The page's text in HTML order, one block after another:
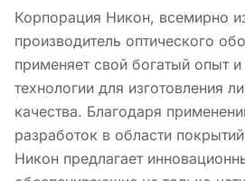
Корпорация Никон, всемирно
производитель оптического
применяет свой богатый опыт
технологии для изготовления
качества. Благодаря
разработок в области
Никон предлагает